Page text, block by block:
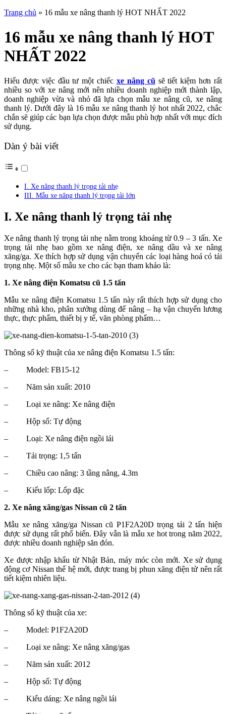
Trang chủ » 16 mẫu xe nâng thanh lý HOT NHẤT 2022
16 mẫu xe nâng thanh lý HOT
NHẤT 2022
Hiểu được việc đầu tư một chiếc xe nâng cũ sẽ tiết kiệm hơn rất
nhiều so với xe nâng mới nên nhiều doanh nghiệp mới thành lập,
doanh nghiệp vừa và nhỏ đã lựa chọn mẫu xe nâng cũ, xe nâng
thanh lý. Dưới đây là 16 mẫu xe nâng thanh lý hot nhất 2022, chắc
chắn sẽ giúp các bạn lựa chọn được mẫu phù hợp nhất với mục đích
sử dụng.
Dàn ý bài viết
I. Xe nâng thanh lý trọng tải nhẹ
III. Mẫu xe nâng thanh lý trọng tải lớn
I. Xe nâng thanh lý trọng tải nhẹ
Xe nâng thanh lý trọng tải nhẹ nằm trong khoảng từ 0.9 – 3 tấn. Xe
trọng tải nhẹ bao gồm xe nâng điện, xe nâng dầu và xe nâng
xăng/ga. Xe thích hợp sử dụng vận chuyển các loại hàng hoá có tải
trọng nhẹ. Một số mẫu xe cho các bạn tham khảo là:
1. Xe nâng điện Komatsu cũ 1.5 tấn
Mẫu xe nâng điện Komatsu 1.5 tấn này rất thích hợp sử dụng cho
những nhà kho, phân xưởng dùng để nâng – hạ vận chuyển lương
thực, thực phẩm, thiết bị y tế, văn phòng phẩm…
Thông số kỹ thuật của xe nâng điện Komatsu 1.5 tấn:
–
Model: FB15-12
–
Năm sản xuất: 2010
–
Loại xe nâng: Xe nâng điện
–
Hộp số: Tự động
–
Loại: Xe nâng điện ngồi lái
–
Tải trọng: 1,5 tấn
–
Chiều cao nâng: 3 tầng nâng, 4.3m
–
Kiểu lốp: Lốp đặc
2. Xe nâng xăng/gas Nissan cũ 2 tấn
Mẫu xe nâng xăng/ga Nissan cũ P1F2A20D trọng tải 2 tấn hiện
được sử dụng rất phổ biến. Đây vẫn là mẫu xe hot trong năm 2022,
được nhiều doanh nghiệp săn đón.
Xe được nhập khẩu từ Nhật Bản, máy móc còn mới. Xe sử dụng
động cơ Nissan thế hệ mới, được trang bị phun xăng điện tử nên rất
tiết kiệm nhiên liệu.
Thông số kỹ thuật của xe:
–
Model: P1F2A20D
–
Loại xe nâng: Xe nâng xăng/gas
–
Năm sản xuất: 2012
–
Hộp số: Tự động
–
Kiểu dáng: Xe nâng ngồi lái